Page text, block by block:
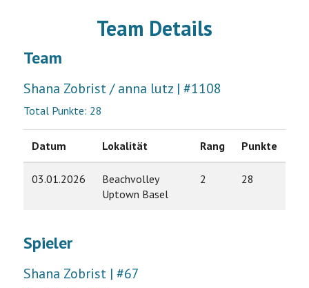
Team Details
Team
Shana Zobrist / anna lutz | #1108
Total Punkte: 28
Datum Lokalität Rang Punkte
03.01.2026
Beachvolley
Uptown Basel
2 28
Spieler
Shana Zobrist | #67